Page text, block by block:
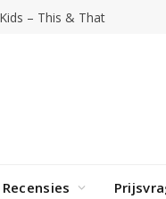
– This & That
Recensies